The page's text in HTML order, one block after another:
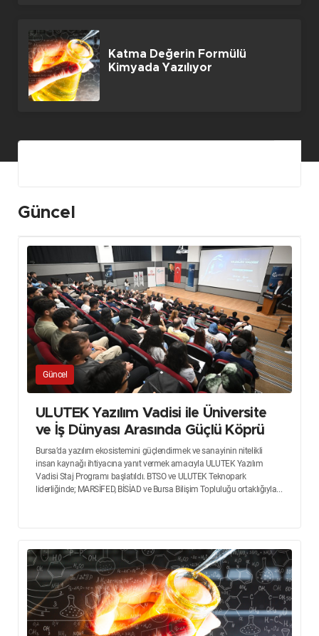
Katma Değerin Formülü
Kimyada Yazılıyor
Güncel
Güncel
ULUTEK Yazılım Vadisi ile Üniversite
ve İş Dünyası Arasında Güçlü Köprü
Bursa’da yazılım ekosistemini güçlendirmek ve sanayinin nitelikli
insan kaynağı ihtiyacına yanıt vermek amacıyla ULUTEK Yazılım
Vadisi Staj Programı başlatıldı. BTSO ve ULUTEK Teknopark
liderliğinde; MARSİFED, BİSİAD ve Bursa Bilişim Topluluğu ortaklığıyla...